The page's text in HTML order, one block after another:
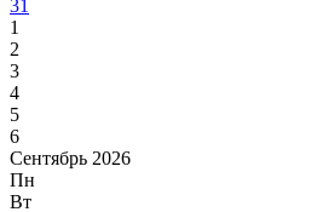
31
1
2
3
4
5
6
Сентябрь 2026
Пн
Вт